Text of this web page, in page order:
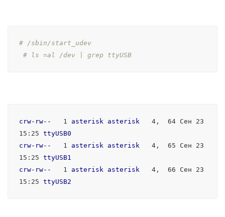
# /sbin/start_udev
# ls =al /dev | grep ttyUSB
crw-rw--
   1
asterisk asterisk
   4,  64 Сен 23
15 :25 ttyUSB0
crw-rw--
   1
asterisk asterisk
   4,  65 Сен 23
15 :25 ttyUSB1
crw-rw--
   1
asterisk asterisk
   4,  66 Сен 23
15 :25 ttyUSB2